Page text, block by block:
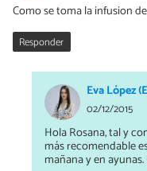
Como se toma la infusion
Responder
Eva López
02/12/2015
Hola Rosana, tal y
más recomendable
mañana y en